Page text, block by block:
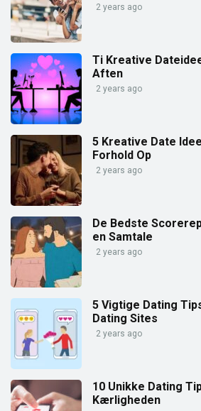
2 years ago
Ti Kreative
Aften
2 years ago
5 Kreative Date
Forhold Op
2 years ago
De Bedste
en Samtale
2 years ago
5 Vigtige Dating
Dating Sites
2 years ago
10 Unikke Dating
Kærligheden